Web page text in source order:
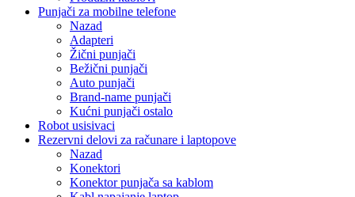
Punjači za mobilne telefone
Nazad
Adapteri
Žični punjači
Bežični punjači
Auto punjači
Brand-name punjači
Kućni punjači ostalo
Robot usisivaci
Rezervni delovi za računare i laptopove
Nazad
Konektori
Konektor punjača sa kablom